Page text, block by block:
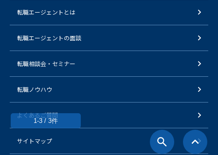
1-3 / 3件
転職エージェントとは
転職エージェントの面談
転職相談会・セミナー
転職ノウハウ
よくあるご質問
サイトマップ